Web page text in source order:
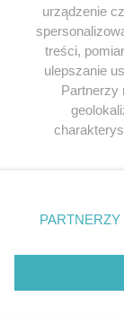
Odpowiedz
pat
Ja
urządzenie
treści,
ulepszanie
Partnerzy
zmienić/
znajdujący
przetwarzaniu.
PARTNERZY